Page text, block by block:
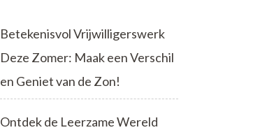
Betekenisvol Vrijwilligerswerk
Deze Zomer: Maak een Verschil
en Geniet van de Zon!
Ontdek de Leerzame Wereld